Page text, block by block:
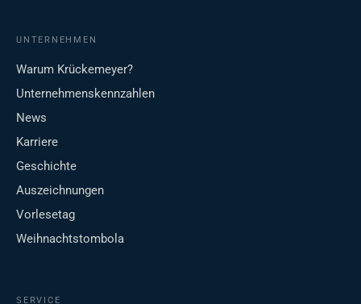
UNTERNEHMEN
Warum Krückemeyer?
Unternehmenskennzahlen
News
Karriere
Geschichte
Auszeichnungen
Vorlesetag
Weihnachtstombola
SERVICE